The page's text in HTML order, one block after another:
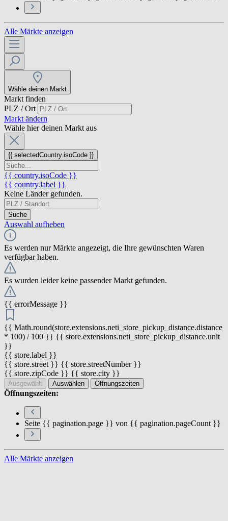
Alle Märkte anzeigen
Wähle deinen Markt
Markt finden
PLZ / Ort
Markt ändern
Wähle hier deinen Markt aus
{{ selectedCountry.isoCode }}
{{ country.isoCode }}
{{ country.label }}
Keine Länder gefunden.
Suche
Auswahl aufheben
Es werden nur Märkte angezeigt, die Ihre gewünschten Waren
verfügbar haben.
Es wurden leider keine passender Markt gefunden.
{{ errorMessage }}
{{ Math.round(store.extensions.neti_store_pickup_distance.distance
* 100) / 100 }} {{ store.extensions.neti_store_pickup_distance.unit
}}
{{ store.label }}
{{ store.street }} {{ store.streetNumber }}
{{ store.zipCode }} {{ store.city }}
Ausgewählt Auswählen Öffnungszeiten
Öffnungszeiten:
Seite {{ pagination.page }} von {{ pagination.pageCount }}
Alle Märkte anzeigen